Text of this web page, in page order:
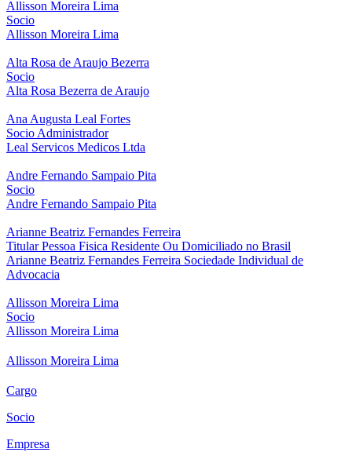
Allisson Moreira Lima
Socio
Allisson Moreira Lima
Alta Rosa de Araujo Bezerra
Socio
Alta Rosa Bezerra de Araujo
Ana Augusta Leal Fortes
Socio Administrador
Leal Servicos Medicos Ltda
Andre Fernando Sampaio Pita
Socio
Andre Fernando Sampaio Pita
Arianne Beatriz Fernandes Ferreira
Titular Pessoa Fisica Residente Ou Domiciliado no Brasil
Arianne Beatriz Fernandes Ferreira Sociedade Individual de
Advocacia
Allisson Moreira Lima
Socio
Allisson Moreira Lima
Allisson Moreira Lima
Cargo
Socio
Empresa